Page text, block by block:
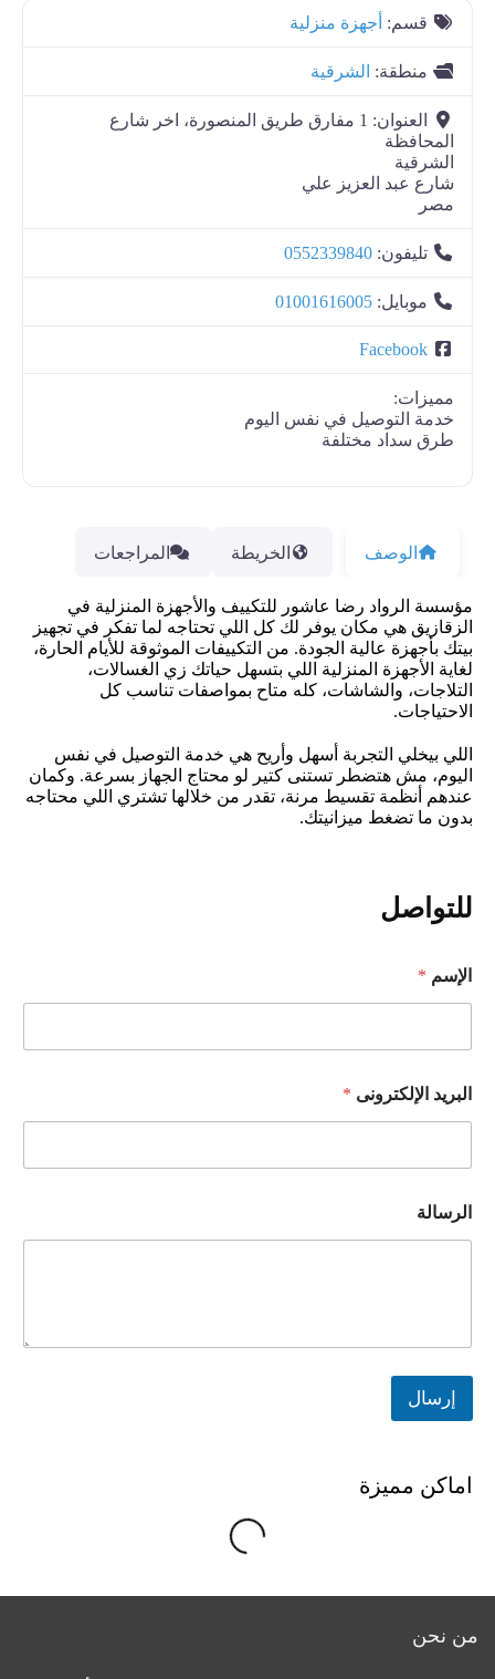
قسم: أجهزة منزلية
منطقة: الشرقية
العنوان:
1 مفارق طريق المنصورة، اخر شارع
المحافظة
الشرقية
شارع عبد العزيز علي
مصر
تليفون: 0552339840
موبايل: 01001616005
Facebook
مميزات:
خدمة التوصيل في نفس اليوم
طرق سداد مختلفة
الوصف الخريطة المراجعات
مؤسسة الرواد رضا عاشور للتكييف والأجهزة المنزلية في
الزقازيق هي مكان يوفر لك كل اللي تحتاجه لما تفكر في تجهيز
بيتك بأجهزة عالية الجودة. من التكييفات الموثوقة للأيام الحارة،
لغاية الأجهزة المنزلية اللي بتسهل حياتك زي الغسالات،
التلاجات، والشاشات، كله متاح بمواصفات تناسب كل
الاحتياجات.
اللي بيخلي التجربة أسهل وأريح هي خدمة التوصيل في نفس
اليوم، مش هتضطر تستنى كتير لو محتاج الجهاز بسرعة. وكمان
عندهم أنظمة تقسيط مرنة، تقدر من خلالها تشتري اللي محتاجه
بدون ما تضغط ميزانيتك.
للتواصل
الإسم *
البريد الإلكترونى *
الرسالة
إرسال
اماكن مميزة
L
...
من نحن